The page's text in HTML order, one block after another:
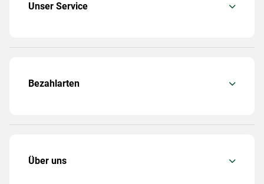
Unser Service
Bezahlarten
Über uns